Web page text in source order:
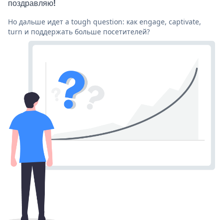
поздравляю!
Но дальше идет a tough question: как engage, captivate,
turn и поддержать больше посетителей?